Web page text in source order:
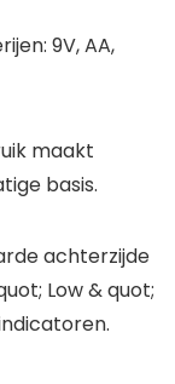
9V, AA,
maakt
basis.
achterzijde
Low & quot;